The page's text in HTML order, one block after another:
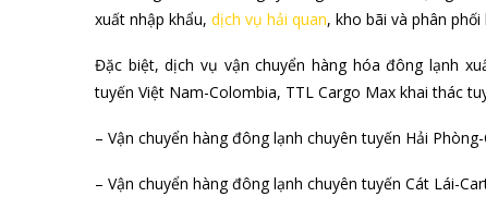
xuất nhập khẩu, dịch vụ hải quan, kho bãi và phân phối
Đặc biệt, dịch vụ vận chuyển hàng hóa đông lạnh
tuyến Việt Nam-Colombia, TTL Cargo Max khai thác
– Vận chuyển hàng đông lạnh chuyên tuyến Hải
– Vận chuyển hàng đông lạnh chuyên tuyến Cát Lái-